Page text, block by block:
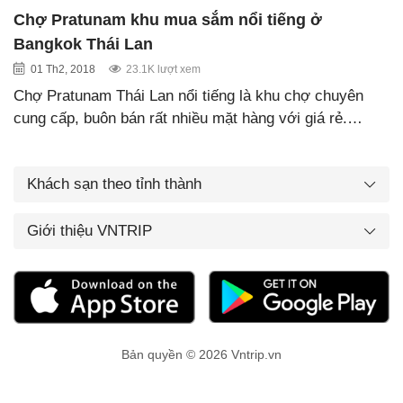
Chợ Pratunam khu mua sắm nổi tiếng ở
Bangkok Thái Lan
01 Th2, 2018 23.1K lượt xem
Chợ Pratunam Thái Lan nổi tiếng là khu chợ chuyên
cung cấp, buôn bán rất nhiều mặt hàng với giá rẻ.…
Khách sạn theo tỉnh thành
Giới thiệu VNTRIP
Bản quyền © 2026 Vntrip.vn